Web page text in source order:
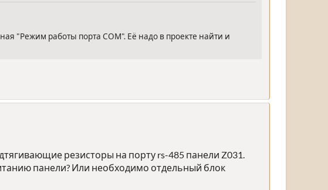
"Режим работы порта СОМ". Её надо в проекте найти и
резисторы на порту rs-485 панели Z031.
панели? Или необходимо отдельный блок